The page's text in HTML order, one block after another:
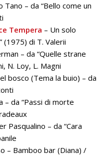
– da “Bello come un
Tempera – Un solo
(1975) di T. Valerii
– da “Quelle strane
N. Loy, L. Magni
bosco (Tema la buio) – da
– da “Passi di morte
Pasqualino – da “Cara
– Bamboo bar (Diana) /